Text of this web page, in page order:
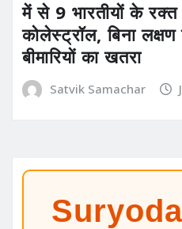
में से 9 भारतीयों के रक्त
कोलेस्ट्रॉल, बिना
बीमारियों का खतरा
Satvik Samachar